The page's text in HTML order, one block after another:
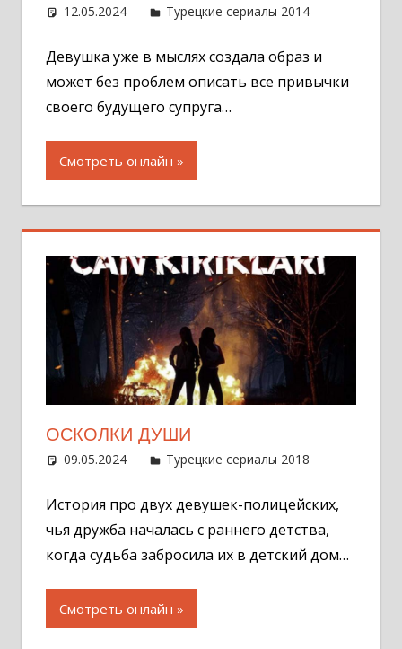
12.05.2024 Администратор
Турецкие сериалы 2014
Девушка уже в мыслях создала образ и
может без проблем описать все привычки
своего будущего супруга…
Смотреть онлайн
ОСКОЛКИ ДУШИ
09.05.2024 Администратор
Турецкие сериалы 2018
История про двух девушек-полицейских,
чья дружба началась с раннего детства,
когда судьба забросила их в детский дом…
Смотреть онлайн